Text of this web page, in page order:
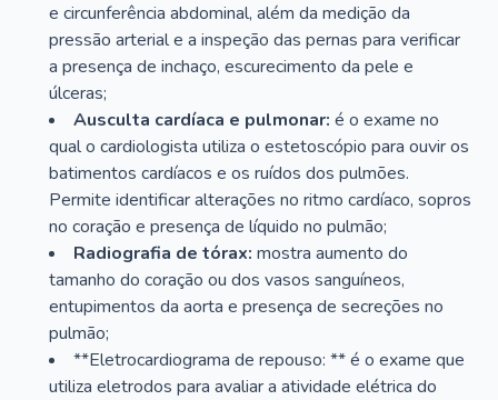
e circunferência abdominal, além da medição da
pressão arterial e a inspeção das pernas para verificar
a presença de inchaço, escurecimento da pele e
úlceras;
Ausculta cardíaca e pulmonar: é o exame no
qual o cardiologista utiliza o estetoscópio para ouvir os
batimentos cardíacos e os ruídos dos pulmões.
Permite identificar alterações no ritmo cardíaco, sopros
no coração e presença de líquido no pulmão;
Radiografia de tórax: mostra aumento do
tamanho do coração ou dos vasos sanguíneos,
entupimentos da aorta e presença de secreções no
pulmão;
**Eletrocardiograma de repouso: ** é o exame que
utiliza eletrodos para avaliar a atividade elétrica do